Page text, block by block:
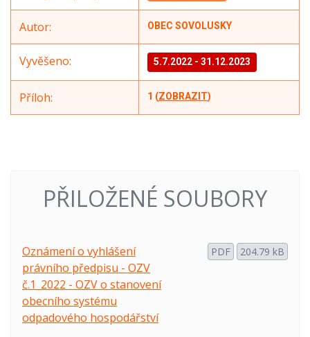
Autor: OBEC SOVOLUSKY
Vyvěšeno: 5.7.2022 - 31.12.2023
Příloh: 1 (ZOBRAZIT)
PŘILOŽENÉ SOUBORY
Oznámení o vyhlášení
právního předpisu - OZV
č.1_2022 - OZV o stanovení
obecního systému
odpadového hospodářství
PDF 204.79 kB